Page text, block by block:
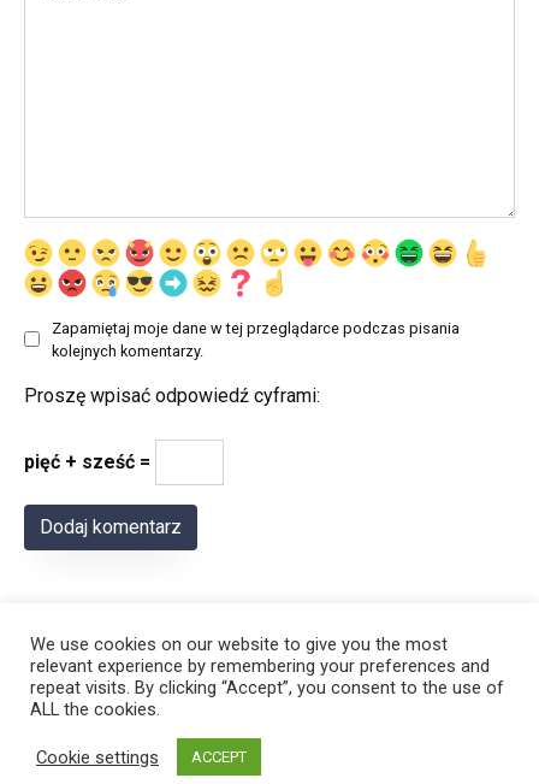
Zapamiętaj moje dane w tej przeglądarce podczas pisania
kolejnych komentarzy.
Proszę wpisać odpowiedź cyframi:
pięć + sześć =
We use cookies on our website to give you the most
relevant experience by remembering your preferences and
repeat visits. By clicking “Accept”, you consent to the use of
ALL the cookies.
Cookie settings ACCEPT